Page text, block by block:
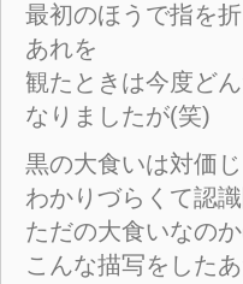
最初のほうで指を
あれを
観たときは今度ど
なりましたが(笑)
黒の大食いは対価
わかりづらくて認
ただの大食いなの
こんな描写をした